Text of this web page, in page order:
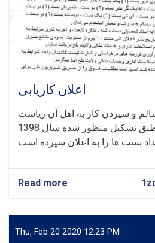
اعلان کاریابی
سالم و سپردن کار به اهل آن ریاست
شهرداری مزارشریف طبق تشکیل منظور شده سال 1398
Read more
اعلان
Thu, Feb 20 2020 12:23 PM